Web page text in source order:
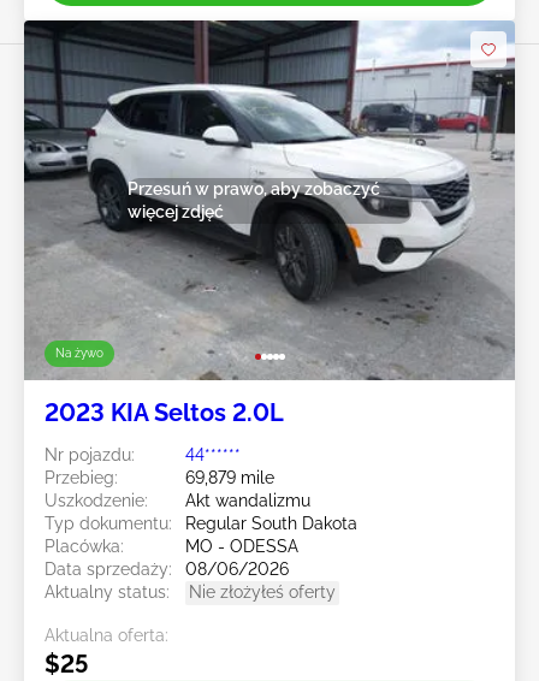
Na żywo
Przesuń w prawo, aby zobaczyć
więcej zdjęć
2023 KIA Seltos 2.0L
Nr pojazdu:
44******
Przebieg:
69,879 mile
Uszkodzenie:
Akt wandalizmu
Typ dokumentu:
Regular South Dakota
Placówka:
MO - ODESSA
Data sprzedaży:
08/06/2026
Aktualny status:
Nie złożyłeś oferty
Aktualna oferta:
$25